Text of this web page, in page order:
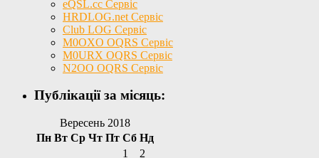
eQSL.cc Сервіс
HRDLOG.net Сервіс
Club LOG Сервіс
M0OXO OQRS Сервіс
M0URX OQRS Сервіс
N2OO OQRS Сервіс
Публікації за місяць:
Вересень 2018
Пн Вт Ср Чт Пт Сб Нд
1
2